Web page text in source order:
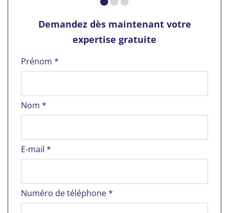
Demandez dès maintenant votre
expertise gratuite
Prénom *
Nom *
E-mail *
Numéro de téléphone *